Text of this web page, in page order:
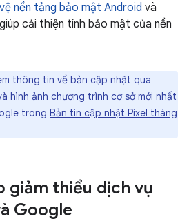
nền tảng bảo mật Android và
cải thiện tính bảo mật của nền
thông tin về bản cập nhật qua
hình ảnh chương trình cơ sở mới nhất
trong Bản tin cập nhật Pixel tháng
giảm thiểu dịch vụ
Google